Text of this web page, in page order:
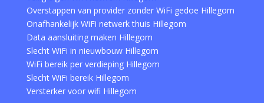
Overstappen van provider zonder WiFi gedoe Hillegom
Onafhankelijk WiFi netwerk thuis Hillegom
Data aansluiting maken Hillegom
Slecht WiFi in nieuwbouw Hillegom
WiFi bereik per verdieping Hillegom
Slecht WiFi bereik Hillegom
Versterker voor wifi Hillegom